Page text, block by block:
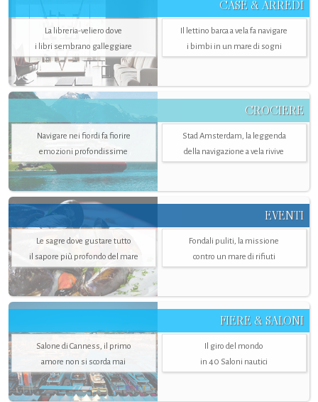
CASE & ARREDI
La libreria-veliero dove
i libri sembrano galleggiare
Il lettino barca a vela fa navigare
i bimbi in un mare di sogni
CROCIERE
Navigare nei fiordi fa fiorire
emozioni profondissime
Stad Amsterdam, la leggenda
della navigazione a vela rivive
EVENTI
Le sagre dove gustare tutto
il sapore più profondo del mare
Fondali puliti, la missione
contro un mare di rifiuti
FIERE & SALONI
Salone di Canness, il primo
amore non si scorda mai
Il giro del mondo
in 40 Saloni nautici